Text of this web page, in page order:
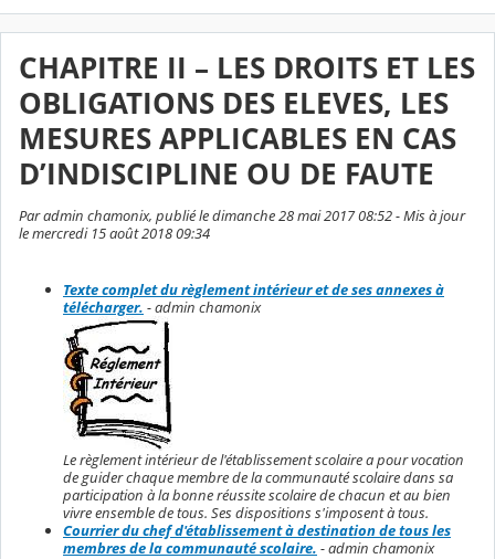
CHAPITRE II – LES DROITS ET LES
OBLIGATIONS DES ELEVES, LES
MESURES APPLICABLES EN CAS
D’INDISCIPLINE OU DE FAUTE
Par admin chamonix, publié le dimanche 28 mai 2017 08:52 - Mis à jour
le mercredi 15 août 2018 09:34
Texte complet du règlement intérieur et de ses annexes à
télécharger. - admin chamonix
Le règlement intérieur de l'établissement scolaire a pour vocation
de guider chaque membre de la communauté scolaire dans sa
participation à la bonne réussite scolaire de chacun et au bien
vivre ensemble de tous. Ses dispositions s'imposent à tous.
Courrier du chef d'établissement à destination de tous les
membres de la communauté scolaire. - admin chamonix